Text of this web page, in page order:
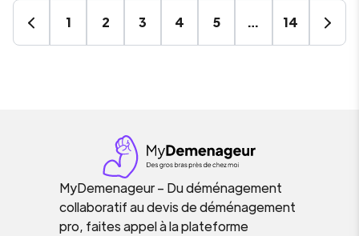
1 2 3 4 5 … 14
MyDemenageur – Du déménagement
collaboratif au devis de déménagement
pro, faites appel à la plateforme